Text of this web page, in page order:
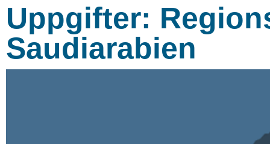
Uppgifter:
Saudiarabien